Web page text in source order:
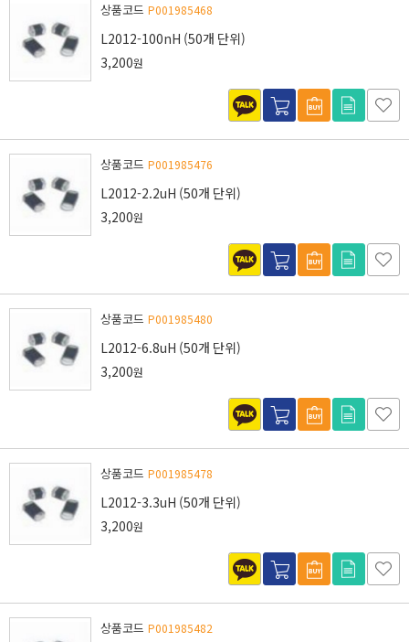
상품코드 P001985468
L2012-100nH (50개 단위)
3,200원
상품코드 P001985476
L2012-2.2uH (50개 단위)
3,200원
상품코드 P001985480
L2012-6.8uH (50개 단위)
3,200원
상품코드 P001985478
L2012-3.3uH (50개 단위)
3,200원
상품코드 P001985482